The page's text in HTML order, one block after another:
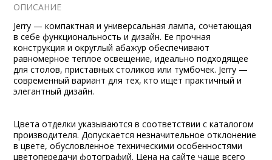
ОПИСАНИЕ
Jerry — компактная и универсальная лампа, сочетающая
в себе функциональность и дизайн. Ее прочная
конструкция и округлый абажур обеспечивают
равномерное теплое освещение, идеально подходящее
для столов, приставных столиков или тумбочек. Jerry —
современный вариант для тех, кто ищет практичный и
элегантный дизайн.
Цвета отделки указываются в соответствии с каталогом
производителя. Допускается незначительное отклонение
в цвете, обусловленное техническими особенностями
цветопередачи фотографий. Цена на сайте чаще всего